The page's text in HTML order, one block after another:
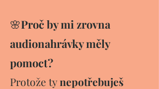
🌸Proč by mi zrovna
audionahrávky měly
pomoct?
Protože tynepotřebuješ